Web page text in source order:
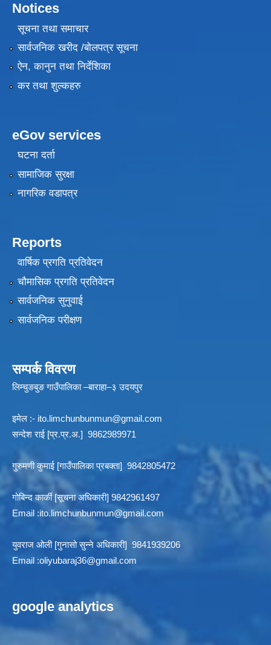
Notices
सूचना तथा समाचार
सार्वजनिक खरीद /बोलपत्र सूचना
ऐन, कानुन तथा निर्देशिका
कर तथा शुल्कहरु
eGov services
घटना दर्ता
सामाजिक सुरक्षा
नागरिक वडापत्र
Reports
वार्षिक प्रगति प्रतिवेदन
चौमासिक प्रगति प्रतिवेदन
सार्वजनिक सुनुवाई
सार्वजनिक परीक्षण
सम्पर्क विवरण
लिम्चुङबुङ गाउँपालिका –बाराहा–३ उदयपुर
इमेल :- ito.limchunbunmun@gmail.com
सन्देश राई [प्र.प्र.अ.] 9862989971
गुरुमणी कुमाई [गाउँपालिका प्रबक्ता] 9842805472
गोबिन्द कार्की [सूचना अधिकारी] 9842961497
Email :ito.limchunbunmun@gmail.com
युवराज ओली [गुनासो सुन्ने अधिकारी] 9841939206
Email :oliyubaraj36@gmail.com
google analytics